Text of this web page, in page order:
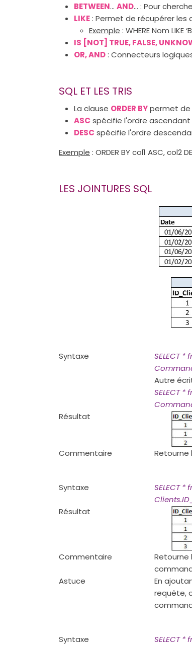
BETWEEN… AND… : Pour
LIKE: Permet de récupérer les
Exemple : WHERE Nom
IS [NOT] TRUE, FALSE,
OR, AND: Connecteurs
SQL ET LES TRIS
La clause ORDER BYpermet de
ASC spécifie l'ordre
DESC spécifie l'ordre
Exemple : ORDER BY col1 ASC, col2
LES JOINTURES SQL
Syntaxe
SELECT
Autre
SELECT
Résultat
Commentaire Retourne
Syntaxe
SELECT *
Résultat
Commentaire
Retourne
Astuce
En
requête,
Syntaxe
SELECT